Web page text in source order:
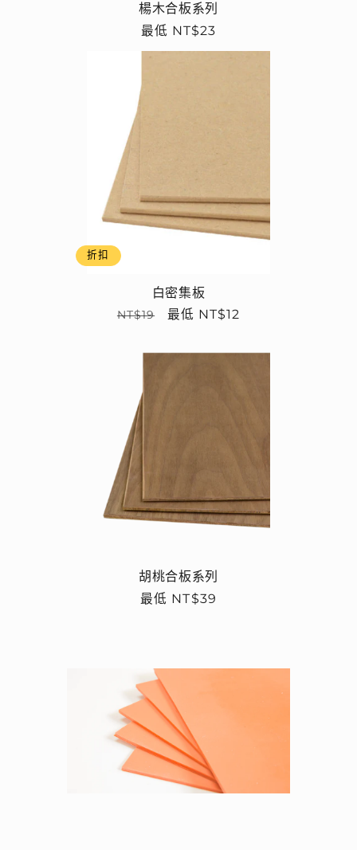
楊木合板系列
定
最低 NT$23
折扣
白密集板
定
NT$19
售
最低 NT$12
胡桃合板系列
定
最低 NT$39